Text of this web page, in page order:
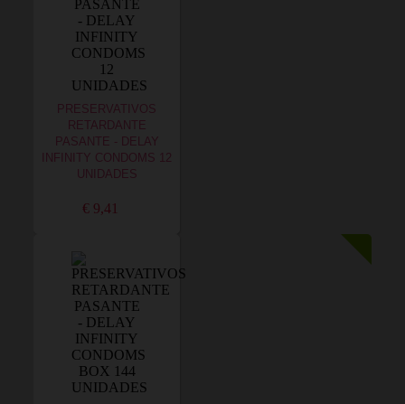
PRESERVATIVOS
RETARDANTE
PASANTE - DELAY
INFINITY CONDOMS 12
UNIDADES
€ 9,41